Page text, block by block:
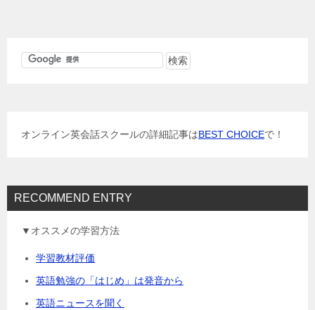
オンライン英会話スクールの詳細記事はBEST CHOICEで！
RECOMMEND ENTRY
▼オススメの学習方法
学習教材評価
英語勉強の「はじめ」は発音から
英語ニュースを聞く